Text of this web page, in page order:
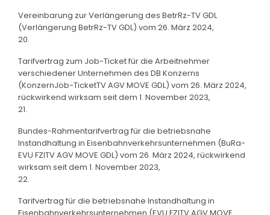
Vereinbarung zur Verlängerung des BetrRz-TV GDL
(Verlängerung BetrRz-TV GDL) vom 26. März 2024,
20.
Tarifvertrag zum Job-Ticket für die Arbeitnehmer
verschiedener Unternehmen des DB Konzerns
(KonzernJob-TicketTV AGV MOVE GDL) vom 26. März 2024,
rückwirkend wirksam seit dem 1. November 2023,
21.
Bundes-Rahmentarifvertrag für die betriebsnahe
Instandhaltung in Eisenbahnverkehrsunternehmen (BuRa-
EVU FZITV AGV MOVE GDL) vom 26. März 2024, rückwirkend
wirksam seit dem 1. November 2023,
22.
Tarifvertrag für die betriebsnahe Instandhaltung in